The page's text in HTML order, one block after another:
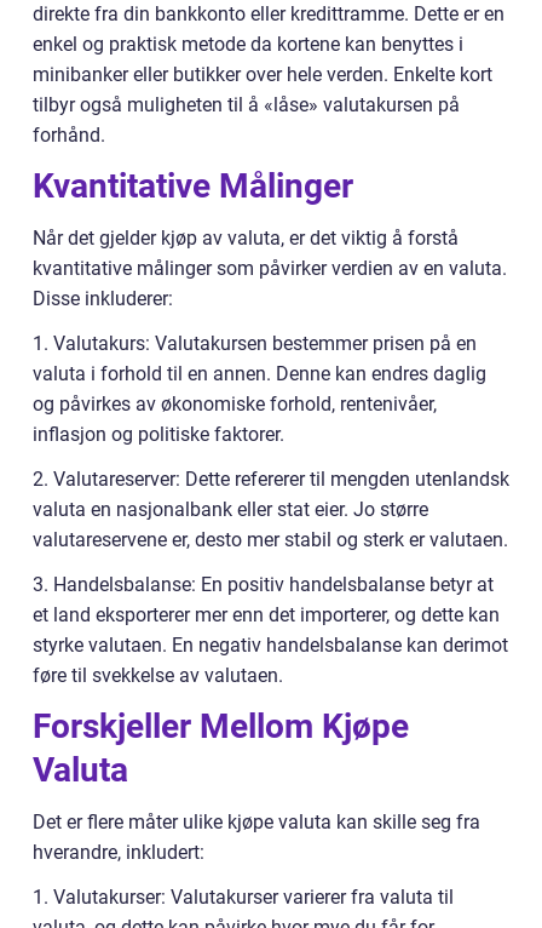
direkte fra din bankkonto eller kredittramme. Dette er en
enkel og praktisk metode da kortene kan benyttes i
minibanker eller butikker over hele verden. Enkelte kort
tilbyr også muligheten til å «låse» valutakursen på
forhånd.
Kvantitative Målinger
Når det gjelder kjøp av valuta, er det viktig å forstå
kvantitative målinger som påvirker verdien av en valuta.
Disse inkluderer:
1. Valutakurs: Valutakursen bestemmer prisen på en
valuta i forhold til en annen. Denne kan endres daglig
og påvirkes av økonomiske forhold, rentenivåer,
inflasjon og politiske faktorer.
2. Valutareserver: Dette refererer til mengden utenlandsk
valuta en nasjonalbank eller stat eier. Jo større
valutareservene er, desto mer stabil og sterk er valutaen.
3. Handelsbalanse: En positiv handelsbalanse betyr at
et land eksporterer mer enn det importerer, og dette kan
styrke valutaen. En negativ handelsbalanse kan derimot
føre til svekkelse av valutaen.
Forskjeller Mellom Kjøpe
Valuta
Det er flere måter ulike kjøpe valuta kan skille seg fra
hverandre, inkludert:
1. Valutakurser: Valutakurser varierer fra valuta til